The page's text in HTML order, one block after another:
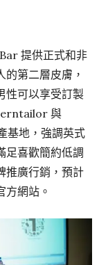
提供正式和非
第二層皮膚，
性可以享受訂製
與
基地，強調英式
足喜歡簡約低調
推廣行銷，預計
方網站。